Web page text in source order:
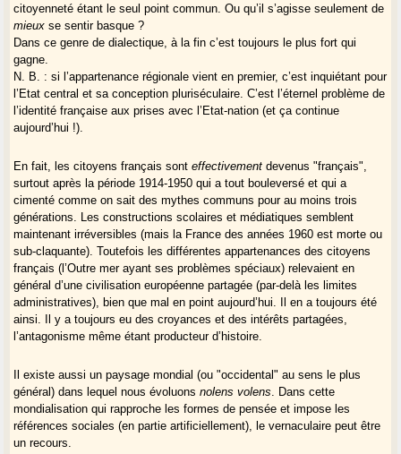
citoyenneté étant le seul point commun. Ou qu’il s’agisse seulement de
mieux se sentir basque ?
Dans ce genre de dialectique, à la fin c’est toujours le plus fort qui
gagne.
N. B. : si l’appartenance régionale vient en premier, c’est inquiétant pour
l’Etat central et sa conception pluriséculaire. C’est l’éternel problème de
l’identité française aux prises avec l’Etat-nation (et ça continue
aujourd’hui !).
En fait, les citoyens français sonteffectivement devenus "français",
surtout après la période 1914-1950 qui a tout bouleversé et qui a
cimenté comme on sait des mythes communs pour au moins trois
générations. Les constructions scolaires et médiatiques semblent
maintenant irréversibles (mais la France des années 1960 est morte ou
sub-claquante). Toutefois les différentes appartenances des citoyens
français (l’Outre mer ayant ses problèmes spéciaux) relevaient en
général d’une civilisation européenne partagée (par-delà les limites
administratives), bien que mal en point aujourd’hui. Il en a toujours été
ainsi. Il y a toujours eu des croyances et des intérêts partagées,
l’antagonisme même étant producteur d’histoire.
Il existe aussi un paysage mondial (ou "occidental" au sens le plus
général) dans lequel nous évoluonsnolens volens . Dans cette
mondialisation qui rapproche les formes de pensée et impose les
références sociales (en partie artificiellement), le vernaculaire peut être
un recours.